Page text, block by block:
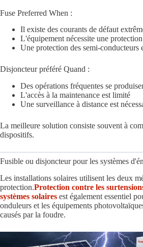
Fuse Preferred When :
Il existe des courants de défaut
L'équipement nécessite une
Une protection des semi-conducteurs
Disjoncteur préféré Quand :
Des opérations fréquentes se
L'accès à la maintenance est limité
Une surveillance à distance est
La meilleure solution consiste souvent à
dispositifs.
Fusible ou disjoncteur pour les systèmes
Les installations solaires utilisent les deux
protection.Protection contre les
systèmes solaires est également essentiel
onduleurs et les équipements
causés par la foudre.